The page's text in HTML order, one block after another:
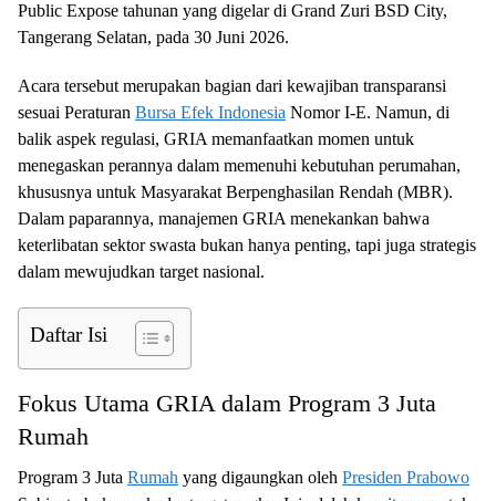
Public Expose tahunan yang digelar di Grand Zuri BSD City,
Tangerang Selatan, pada 30 Juni 2026.
Acara tersebut merupakan bagian dari kewajiban transparansi
sesuai Peraturan Bursa Efek Indonesia Nomor I-E. Namun, di
balik aspek regulasi, GRIA memanfaatkan momen untuk
menegaskan perannya dalam memenuhi kebutuhan perumahan,
khususnya untuk Masyarakat Berpenghasilan Rendah (MBR).
Dalam paparannya, manajemen GRIA menekankan bahwa
keterlibatan sektor swasta bukan hanya penting, tapi juga strategis
dalam mewujudkan target nasional.
Daftar Isi
Fokus Utama GRIA dalam Program 3 Juta
Rumah
Program 3 Juta Rumah yang digaungkan oleh Presiden Prabowo